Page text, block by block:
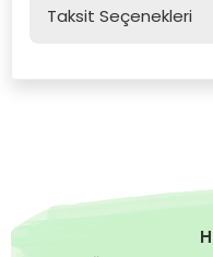
Taksit Seçenekleri